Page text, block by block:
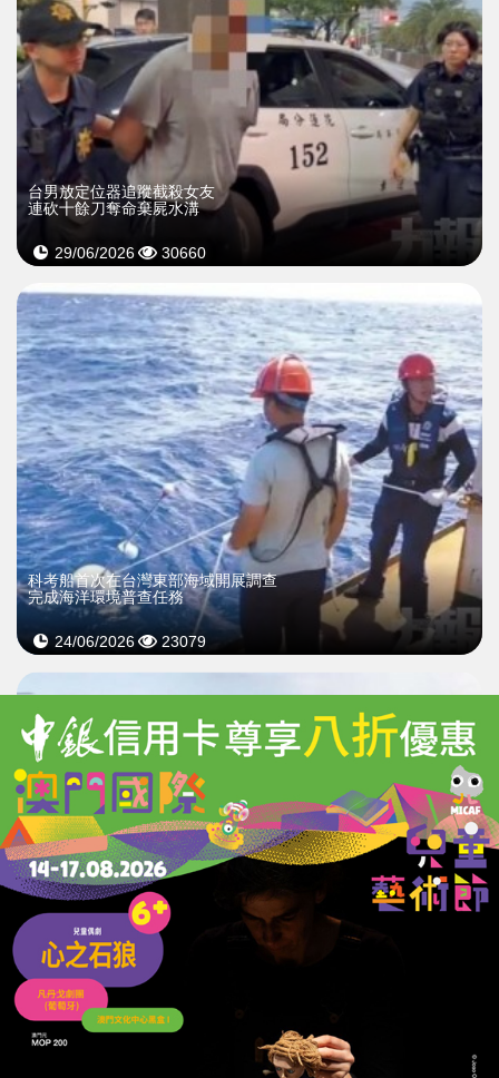
台男放定位器追蹤截殺女友
連砍十餘刀奪命棄屍水溝
29/06/2026 30660
科考船首次在台灣東部海域開展調查
完成海洋環境普查任務
24/06/2026 23079
官媒：中國海警以行動告訴世界
台灣以東海域由中國管轄
04/06/2026 46372